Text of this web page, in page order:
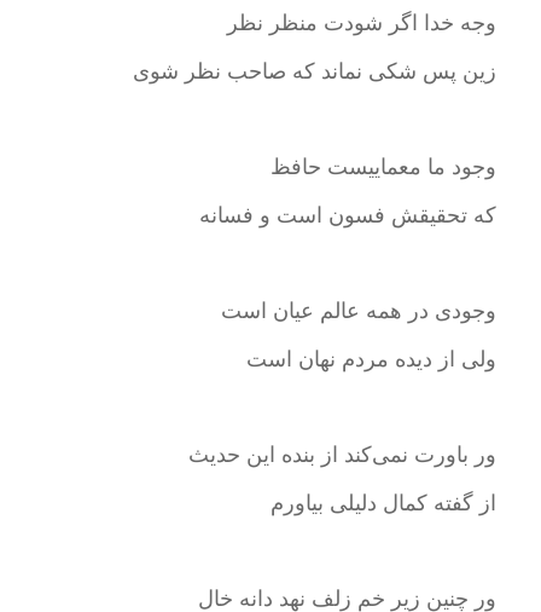
وجه خدا اگر شودت منظر نظر
زین پس شکی نماند که صاحب نظر شوی
وجود ما معماییست حافظ
که تحقیقش فسون است و فسانه
وجودی در همه عالم عیان است
ولی از دیده مردم نهان است
ور باورت نمی‌کند از بنده این حدیث
از گفته کمال دلیلی بیاورم
ور چنین زیر خم زلف نهد دانه خال